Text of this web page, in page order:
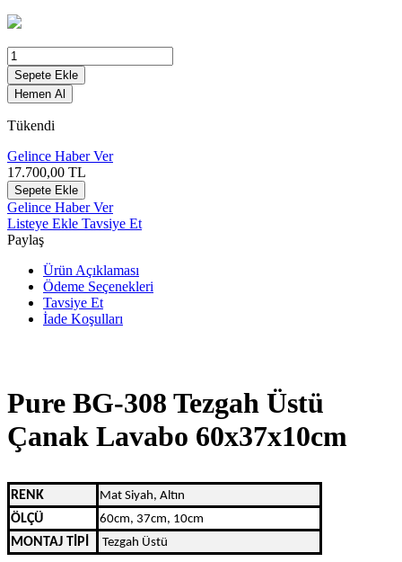
Sepete Ekle
Hemen Al
Tükendi
Gelince Haber Ver
17.700,00 TL
Sepete Ekle
Gelince Haber Ver
Listeye Ekle Tavsiye Et
Paylaş
Ürün Açıklaması
Ödeme Seçenekleri
Tavsiye Et
İade Koşulları
Pure BG-308 Tezgah Üstü
Çanak Lavabo 60x37x10cm
RENK Mat Siyah, Altın
ÖLÇÜ 60cm, 37cm, 10cm
MONTAJ TİPİ Tezgah Üstü